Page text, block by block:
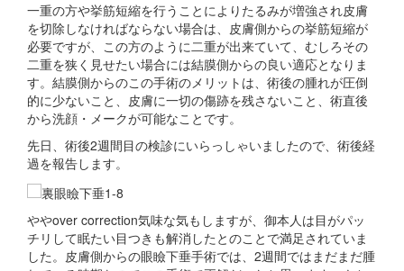
一重の方や挙筋短縮を行うことによりたるみが増強され皮膚
を切除しなければならない場合は、皮膚側からの挙筋短縮が
必要ですが、この方のように二重が出来ていて、むしろその
二重を狭く見せたい場合には結膜側からの良い適応となりま
す。結膜側からのこの手術のメリットは、術後の腫れが圧倒
的に少ないこと、皮膚に一切の傷跡を残さないこと、術直後
から洗顔・メークが可能なことです。
先日、術後2週間目の検診にいらっしゃいましたので、術後経
過を報告します。
ややover correction気味な気もしますが、御本人は目がパッ
チリして眠たい目つきも解消したとのことで満足されていま
した。皮膚側からの眼瞼下垂手術では、2週間ではまだまだ腫